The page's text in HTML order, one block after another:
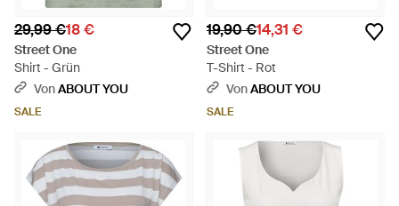
29,99 €18 €
Street One
Shirt - Grün
VonABOUT YOU
SALE
19,90 €14,31 €
Street One
T-Shirt - Rot
VonABOUT YOU
SALE